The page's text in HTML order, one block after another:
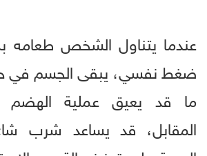
عندما يتناول الشخص طعامه
ضغط نفسي، يبقى الجسم في
ما قد يعيق عملية الهضم
المقابل، قد يساعد شرب